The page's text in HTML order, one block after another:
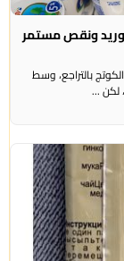
ونقص مستمر
بالتراجع، وسط
...